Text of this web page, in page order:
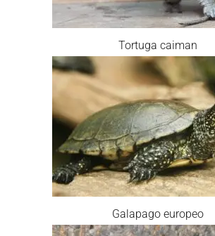
Tortuga caiman
Galapago europeo